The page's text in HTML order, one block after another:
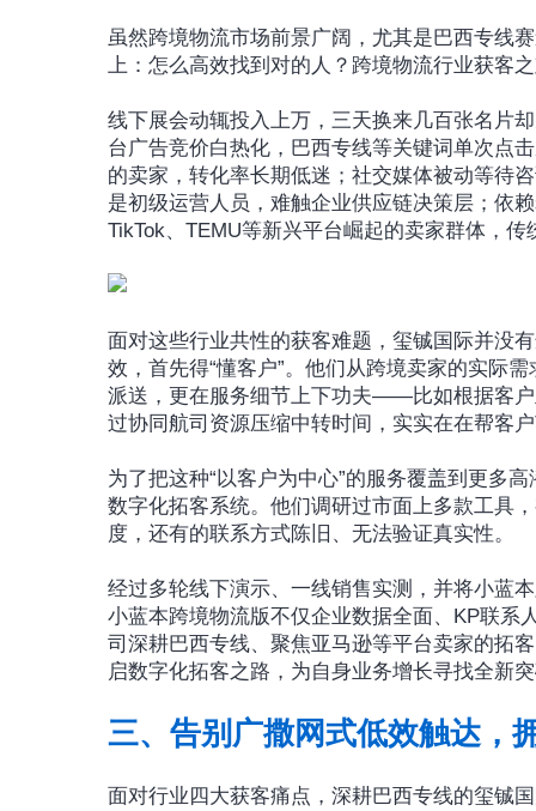
虽然跨境物流市场前景广阔，尤其是巴西专线
上：怎么高效找到对的人？跨境物流行业获客
线下展会动辄投入上万，三天换来几百张名片
台广告竞价白热化，巴西专线等关键词单次点
的卖家，转化率长期低迷；社交媒体被动等待
是初级运营人员，难触企业供应链决策层；依
TikTok、TEMU等新兴平台崛起的卖家群体，
面对这些行业共性的获客难题，玺铖国际并没
效，首先得“懂客户”。他们从跨境卖家的实际
派送，更在服务细节上下功夫——比如根据客
过协同航司资源压缩中转时间，实实在在帮客
为了把这种“以客户为中心”的服务覆盖到更多
数字化拓客系统。他们调研过市面上多款工具
度，还有的联系方式陈旧、无法验证真实性。
经过多轮线下演示、一线销售实测，并将小蓝
小蓝本跨境物流版不仅企业数据全面、KP联系
司深耕巴西专线、聚焦亚马逊等平台卖家的拓
启数字化拓客之路，为自身业务增长寻找全新
三、告别广撒网式低效触达，
面对行业四大获客痛点，深耕巴西专线的玺铖